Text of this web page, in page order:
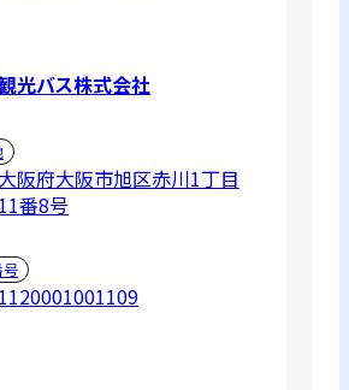
光バス株式会社
大阪府大阪市旭区赤川1丁目
11番8号
号
1120001001109